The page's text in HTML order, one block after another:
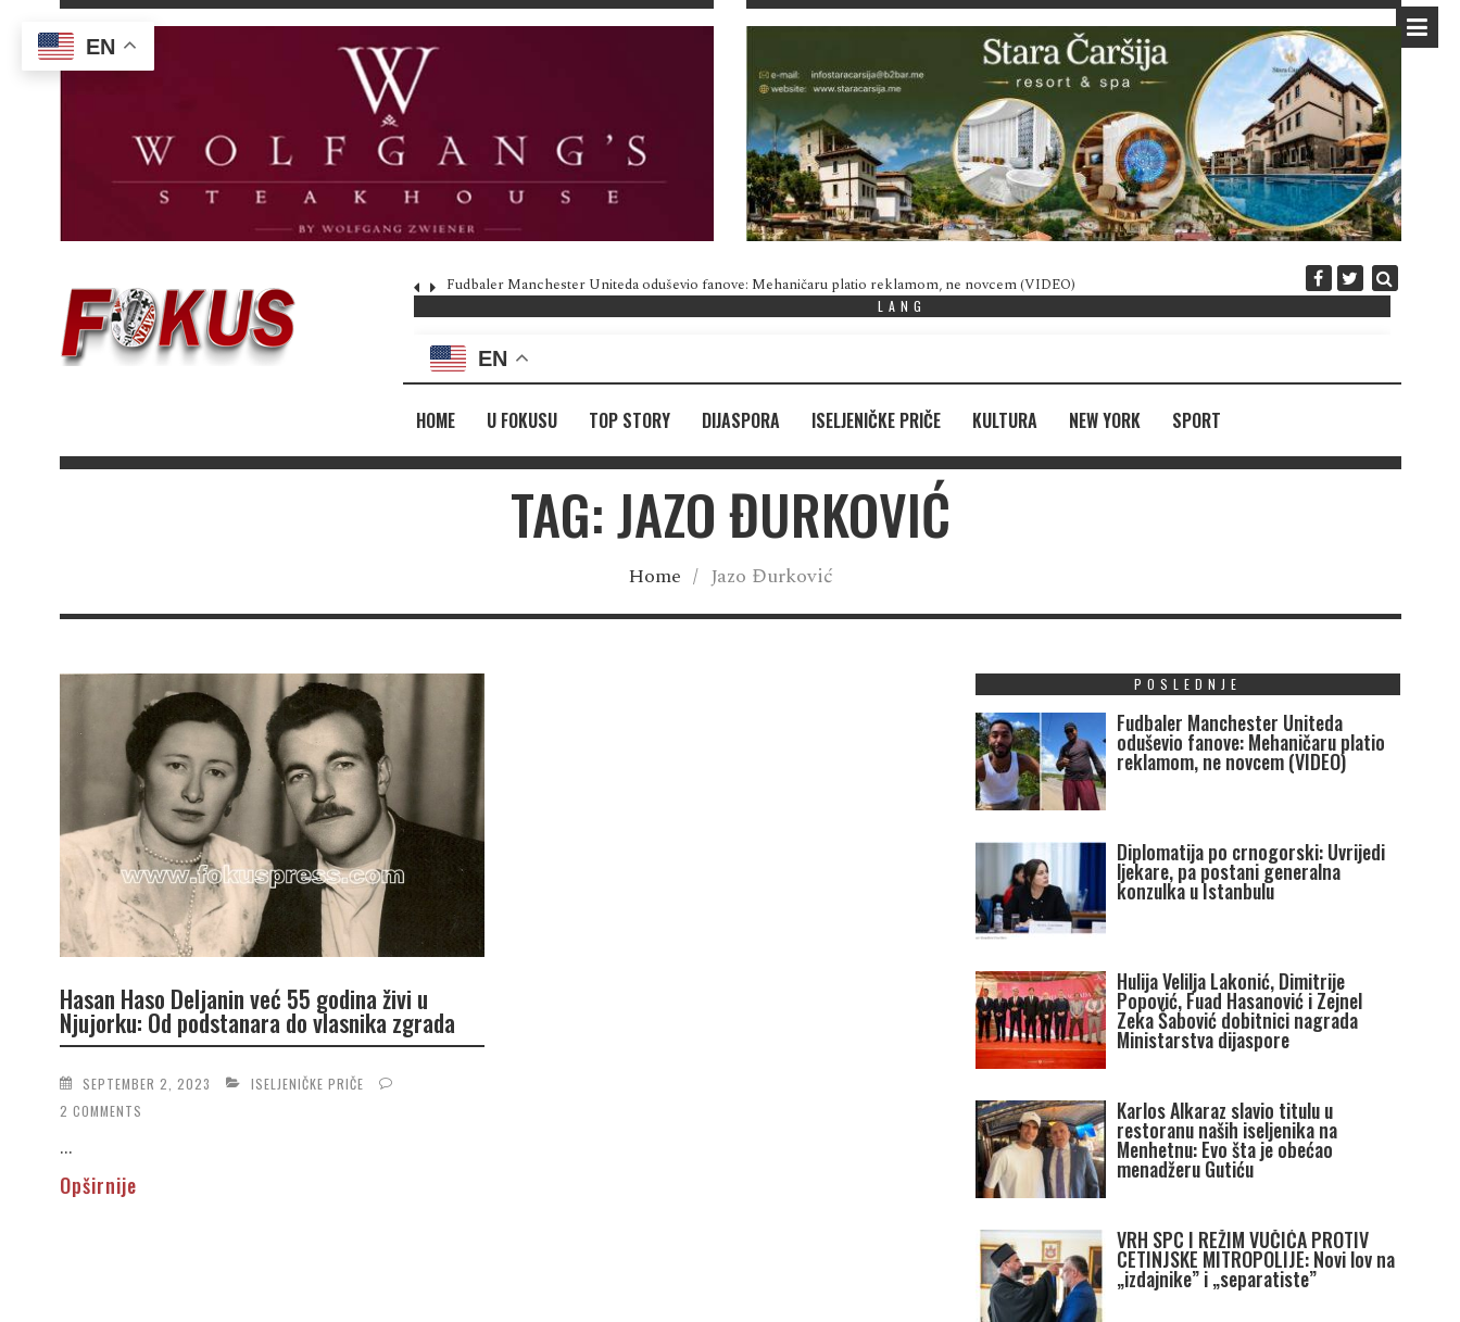
Fudbaler Manchester Uniteda oduševio fanove: Mehaničaru platio reklamom, ne novcem (VIDEO) Diplomatija po
LANG
EN
HOME U FOKUSU TOP STORY DIJASPORA ISELJENIČKE PRIČE KULTURA NEW YORK SPORT
TAG: JAZO ĐURKOVIĆ
Home / Jazo Đurković
Hasan Haso Deljanin već 55 godina živi u
Njujorku: Od podstanara do vlasnika zgrada
SEPTEMBER 2, 2023
ISELJENIČKE PRIČE
2 COMMENTS
...
Opširnije
POSLEDNJE
Fudbaler Manchester Uniteda
oduševio fanove: Mehaničaru platio
reklamom, ne novcem (VIDEO)
Diplomatija po crnogorski: Uvrijedi
ljekare, pa postani generalna
konzulka u Istanbulu
Hulija Velilja Lakonić, Dimitrije
Popović, Fuad Hasanović i Zejnel
Zeka Šabović dobitnici nagrada
Ministarstva dijaspore
Karlos Alkaraz slavio titulu u
restoranu naših iseljenika na
Menhetnu: Evo šta je obećao
menadžeru Gutiću
VRH SPC I REŽIM VUČIĆA PROTIV
CETINJSKE MITROPOLIJE: Novi lov na
„izdajnike” i „separatiste”
EN